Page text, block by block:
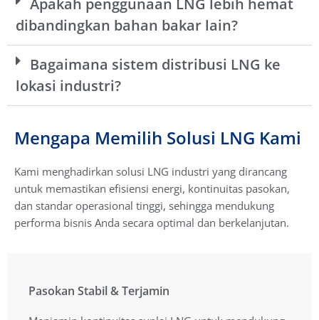
dibandingkan bahan bakar lain?
Bagaimana sistem distribusi LNG ke
lokasi industri?
Mengapa Memilih Solusi LNG Kami
Kami menghadirkan solusi LNG industri yang dirancang
untuk memastikan efisiensi energi, kontinuitas pasokan,
dan standar operasional tinggi, sehingga mendukung
performa bisnis Anda secara optimal dan berkelanjutan.
Pasokan Stabil & Terjamin
Pasokan Stabil & Terjamin
Menjamin kontinuitas suplai LNG untuk mendukung